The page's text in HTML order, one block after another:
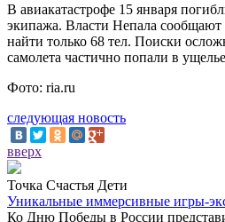
В авиакатастрофе 15 января
экипажа. Власти Непала сообщают
найти только 68 тел. Поиски
самолета частично попали в
Фото: ria.ru
следующая новость
вверх
Точка Счастья Дети
Уникальные иммерсивные игры-
Ко Дню Победы в России